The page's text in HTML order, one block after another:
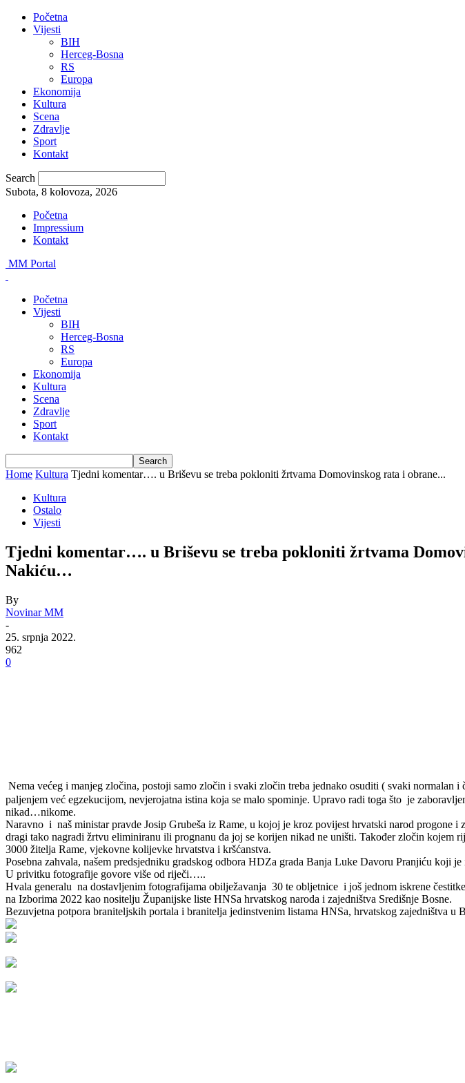
Početna
Vijesti
BIH
Herceg-Bosna
RS
Europa
Ekonomija
Kultura
Scena
Zdravlje
Sport
Kontakt
Search
Subota, 8 kolovoza, 2026
Početna
Impressium
Kontakt
MM Portal
Početna
Vijesti
BIH
Herceg-Bosna
RS
Europa
Ekonomija
Kultura
Scena
Zdravlje
Sport
Kontakt
Home Kultura Tjedni komentar…. u Briševu se treba pokloniti žrtvama Domovinskog rata i obrane...
Kultura
Ostalo
Vijesti
Tjedni komentar…. u Briševu se treba pokloniti žrtvama
Nakiću…
By
Novinar MM
-
25. srpnja 2022.
962
0
Nema većeg i manjeg zločina, postoji samo zločin i svaki zločin treba jednako osuditi ( svaki
paljenjem već egzekucijom, nevjerojatna istina koja se malo spominje. Upravo radi toga što je
nikad…nikome.
Naravno i naš ministar pravde Josip Grubeša iz Rame, u kojoj je kroz povijest hrvatski narod progone
dragi tako nagradi žrtvu eliminiranu ili prognanu da joj se korijen nikad ne uništi. Također zločin
3000 žitelja Rame, vjekovne kolijevke hrvatstva i kršćanstva.
Posebna zahvala, našem predsjedniku gradskog odbora HDZa grada Banja Luke Davoru Pranjiću koji
U privitku fotografije govore više od riječi…..
Hvala generalu na dostavljenim fotografijama obilježavanja 30 te obljetnice i još jednom iskrene
na Izborima 2022 kao nositelju Županijske liste HNSa hrvatskog naroda i zajedništva Središnje Bosne.
Bezuvjetna potpora braniteljskih portala i branitelja jedinstvenim listama HNSa, hrvatskog zajedništva u